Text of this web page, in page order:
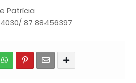
Patrícia
87 88456397